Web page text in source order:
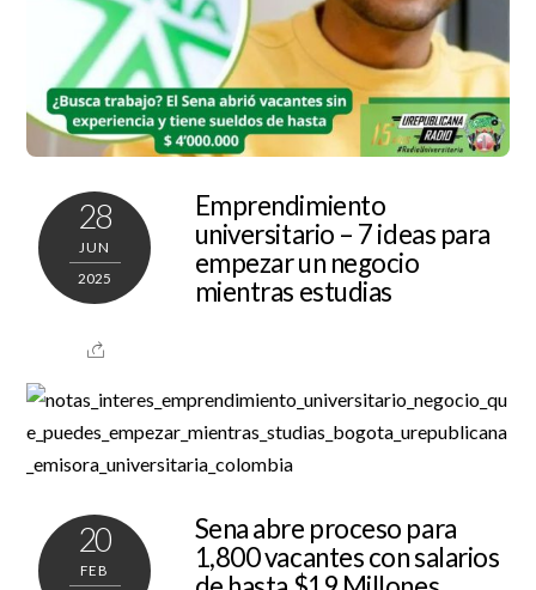
28
JUN
2025
Emprendimiento
universitario – 7 ideas para
empezar un negocio
mientras estudias
20
FEB
Sena abre proceso para
1,800 vacantes con salarios